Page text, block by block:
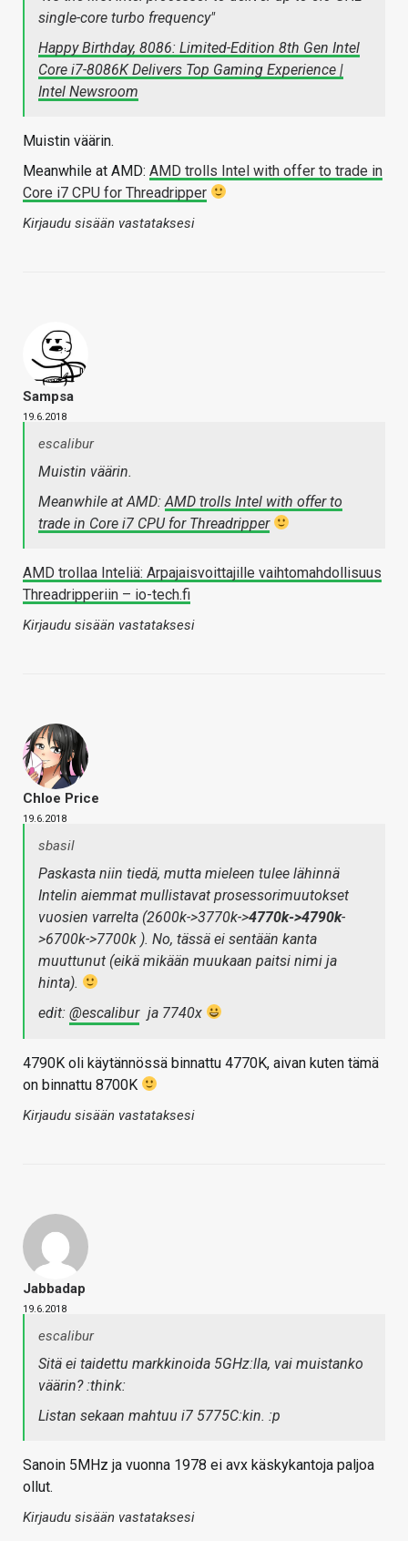
single-core turbo frequency"
Happy Birthday, 8086: Limited-Edition 8th Gen Intel
Core i7-8086K Delivers Top Gaming Experience |
Intel Newsroom
Muistin väärin.
Meanwhile at AMD: AMD trolls Intel with offer to trade in
Core i7 CPU for Threadripper
Kirjaudu sisään vastataksesi
Sampsa
19.6.2018
escalibur
Muistin väärin.
Meanwhile at AMD: AMD trolls Intel with offer to
trade in Core i7 CPU for Threadripper
AMD trollaa Inteliä: Arpajaisvoittajille vaihtomahdollisuus
Threadripperiin – io-tech.fi
Kirjaudu sisään vastataksesi
Chloe Price
19.6.2018
sbasil
Paskasta niin tiedä, mutta mieleen tulee lähinnä
Intelin aiemmat mullistavat prosessorimuutokset
vuosien varrelta (2600k->3770k->4770k->4790k-
>6700k->7700k ). No, tässä ei sentään kanta
muuttunut (eikä mikään muukaan paitsi nimi ja
hinta).
edit: @escalibur ja 7740x
4790K oli käytännössä binnattu 4770K, aivan kuten tämä
on binnattu 8700K
Kirjaudu sisään vastataksesi
Jabbadap
19.6.2018
escalibur
Sitä ei taidettu markkinoida 5GHz:lla, vai muistanko
väärin? :think:
Listan sekaan mahtuu i7 5775C:kin. :p
Sanoin 5MHz ja vuonna 1978 ei avx käskykantoja paljoa
ollut.
Kirjaudu sisään vastataksesi